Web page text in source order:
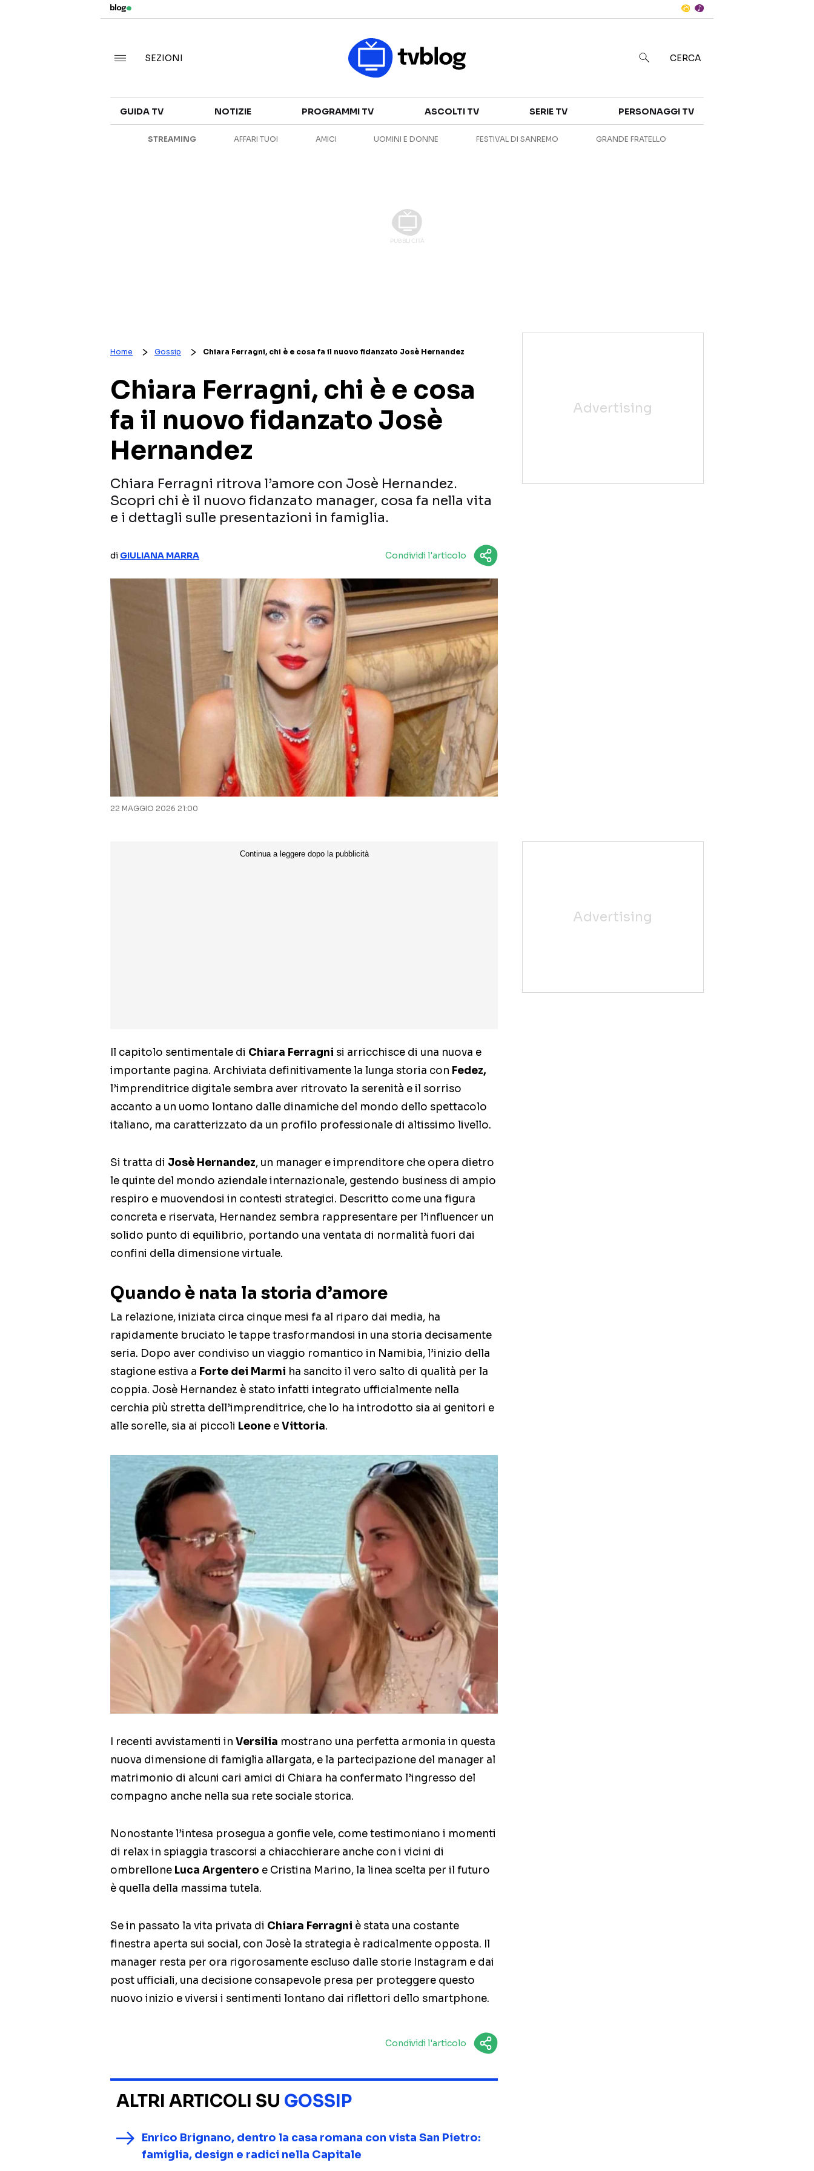
CANALI TV
SERIE TV
ANTEPRIME
SEZIONI CERCA
GUIDA TV NOTIZIE PROGRAMMI TV ASCOLTI TV SERIE TV PERSONAGGI TV
STREAMING AFFARI TUOI AMICI UOMINI E DONNE FESTIVAL DI SANREMO GRANDE FRATELLO
Home Gossip Chiara Ferragni, chi è e cosa fa il nuovo fidanzato Josè Hernandez
Chiara Ferragni, chi è e cosa
fa il nuovo fidanzato Josè
Hernandez
Chiara Ferragni ritrova l’amore con Josè Hernandez.
Scopri chi è il nuovo fidanzato manager, cosa fa nella vita
e i dettagli sulle presentazioni in famiglia.
di GIULIANA MARRA Condividi l'articolo
22 MAGGIO 2026 21:00
Il capitolo sentimentale di Chiara Ferragni si arricchisce di una nuova e
importante pagina. Archiviata definitivamente la lunga storia con Fedez,
l’imprenditrice digitale sembra aver ritrovato la serenità e il sorriso
accanto a un uomo lontano dalle dinamiche del mondo dello spettacolo
italiano, ma caratterizzato da un profilo professionale di altissimo livello.
Si tratta di Josè Hernandez, un manager e imprenditore che opera dietro
le quinte del mondo aziendale internazionale, gestendo business di ampio
respiro e muovendosi in contesti strategici. Descritto come una figura
concreta e riservata, Hernandez sembra rappresentare per l’influencer un
solido punto di equilibrio, portando una ventata di normalità fuori dai
confini della dimensione virtuale.
Quando è nata la storia d’amore
La relazione, iniziata circa cinque mesi fa al riparo dai media, ha
rapidamente bruciato le tappe trasformandosi in una storia decisamente
seria. Dopo aver condiviso un viaggio romantico in Namibia, l’inizio della
stagione estiva a Forte dei Marmi ha sancito il vero salto di qualità per la
coppia. Josè Hernandez è stato infatti integrato ufficialmente nella
cerchia più stretta dell’imprenditrice, che lo ha introdotto sia ai genitori e
alle sorelle, sia ai piccoli Leone eVittoria.
I recenti avvistamenti in Versilia mostrano una perfetta armonia in questa
nuova dimensione di famiglia allargata, e la partecipazione del manager al
matrimonio di alcuni cari amici di Chiara ha confermato l’ingresso del
compagno anche nella sua rete sociale storica.
Nonostante l’intesa prosegua a gonfie vele, come testimoniano i momenti
di relax in spiaggia trascorsi a chiacchierare anche con i vicini di
ombrellone Luca Argentero e Cristina Marino, la linea scelta per il futuro
è quella della massima tutela.
Se in passato la vita privata di Chiara Ferragni è stata una costante
finestra aperta sui social, con Josè la strategia è radicalmente opposta. Il
manager resta per ora rigorosamente escluso dalle storie Instagram e dai
post ufficiali, una decisione consapevole presa per proteggere questo
nuovo inizio e viversi i sentimenti lontano dai riflettori dello smartphone.
Condividi l'articolo
ALTRI ARTICOLI SU GOSSIP
Enrico Brignano, dentro la casa romana con vista San Pietro:
famiglia, design e radici nella Capitale